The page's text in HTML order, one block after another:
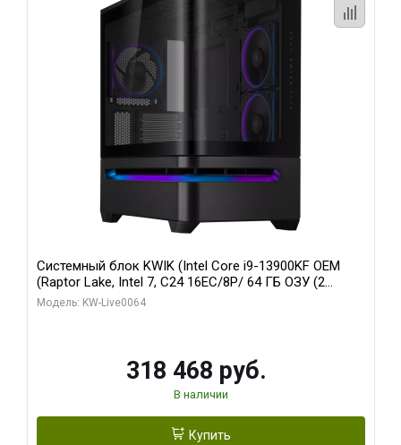
Системный блок KWIK (Intel Core i9-13900KF OEM
(Raptor Lake, Intel 7, C24 16EC/8P/ 64 ГБ ОЗУ (2
модуля)/ ASUS RTX5080 PROART OC 16GB GDDR7
Модель: KW-Live0064
318 468 руб.
В наличии
Купить